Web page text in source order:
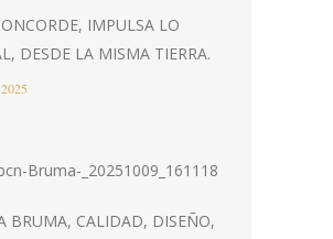
IMPULSA LO
DESDE LA MISMA TIERRA.
BRUMA, CALIDAD, DISEÑO,